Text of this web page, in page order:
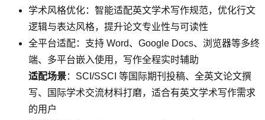
学术风格优化：智能适配英文学术写作规范，优化行文
逻辑与表达风格，提升论文专业性与可读性
全平台适配：支持 Word、Google Docs、浏览器等多终
端、多平台嵌入使用，写作全程实时辅助
适配场景：SCI/SSCI 等国际期刊投稿、全英文论文撰
写、国际学术交流材料打磨，适合有英文学术写作需求
的用户